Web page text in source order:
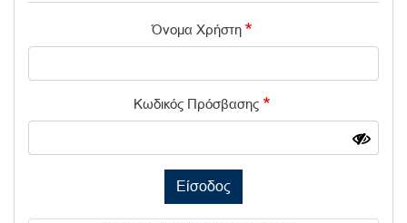
Όνομα Χρήστη
Κωδικός Πρόσβασης
Είσοδος